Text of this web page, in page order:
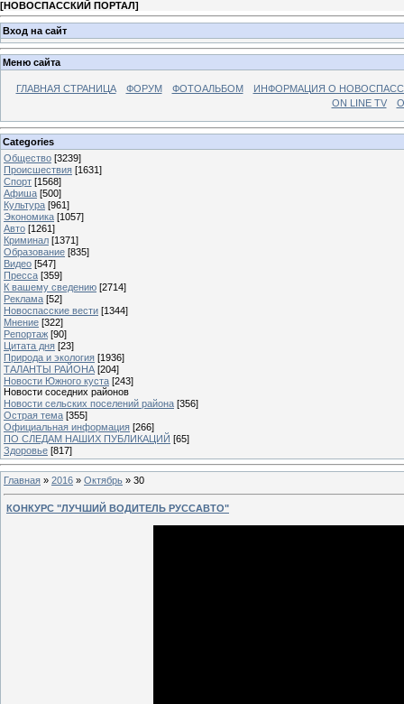
[НОВОСПАССКИЙ ПОРТАЛ]
Вход на сайт
Меню сайта
ГЛАВНАЯ СТРАНИЦА ФОРУМ ФОТОАЛЬБОМ
ИНФОРМАЦИЯ О
ON LINE TV
Categories
Общество [3239]
Происшествия [1631]
Спорт [1568]
Афиша [500]
Культура [961]
Экономика [1057]
Авто [1261]
Криминал [1371]
Образование [835]
Видео [547]
Пресса [359]
К вашему сведению [2714]
Реклама [52]
Новоспасские вести [1344]
Мнение [322]
Репортаж [90]
Цитата дня [23]
Природа и экология [1936]
ТАЛАНТЫ РАЙОНА [204]
Новости Южного куста [243]
Новости соседних районов
Новости сельских поселений района [356]
Острая тема [355]
Официальная информация [266]
ПО СЛЕДАМ НАШИХ ПУБЛИКАЦИЙ [65]
Здоровье [817]
Главная » 2016 » Октябрь » 30
КОНКУРС "ЛУЧШИЙ ВОДИТЕЛЬ РУССАВТО"